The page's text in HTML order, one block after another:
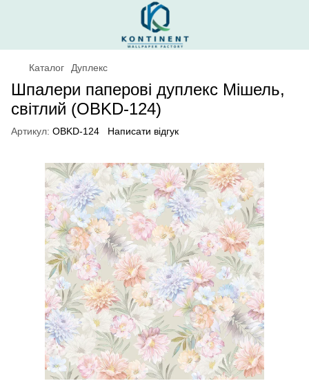
Каталог Дуплекс
Шпалери паперові дуплекс Мішель,
світлий (OBKD-124)
Артикул: OBKD-124 Написати відгук